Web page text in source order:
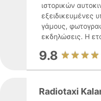
ιστορικών
εξειδικευμένες
γάμους,
εκδηλώσεις. Η
9.8
Radiotaxi